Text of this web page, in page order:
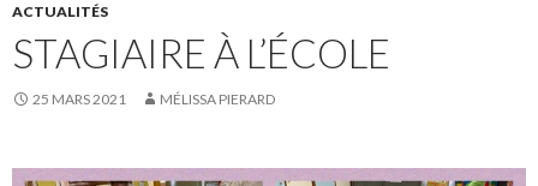
ACTUALITÉS
STAGIAIRE À L’ÉCOLE
25 MARS 2021 MÉLISSA PIERARD